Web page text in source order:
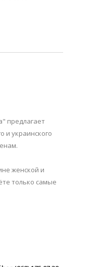
предлагает
и украинского
женской и
только самые